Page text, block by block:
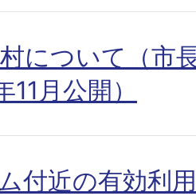
について（市
月公開）
付近の有効利